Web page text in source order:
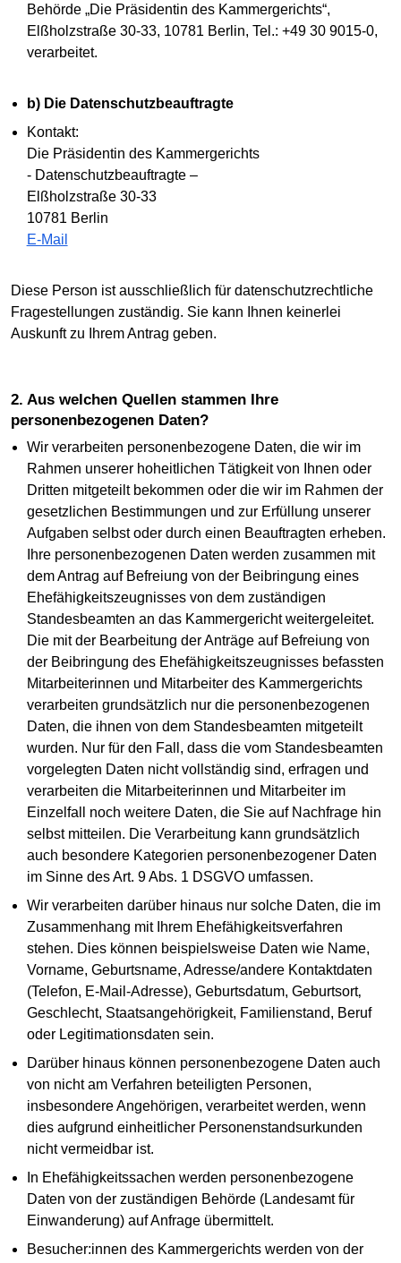
Behörde „Die Präsidentin des Kammergerichts“,
Elßholzstraße 30-33, 10781 Berlin, Tel.: +49 30 9015-0,
verarbeitet.
b) Die Datenschutzbeauftragte
Kontakt:
Die Präsidentin des Kammergerichts
- Datenschutzbeauftragte –
Elßholzstraße 30-33
10781 Berlin
E-Mail
Diese Person ist ausschließlich für datenschutzrechtliche
Fragestellungen zuständig. Sie kann Ihnen keinerlei
Auskunft zu Ihrem Antrag geben.
2. Aus welchen Quellen stammen Ihre
personenbezogenen Daten?
Wir verarbeiten personenbezogene Daten, die wir im
Rahmen unserer hoheitlichen Tätigkeit von Ihnen oder
Dritten mitgeteilt bekommen oder die wir im Rahmen der
gesetzlichen Bestimmungen und zur Erfüllung unserer
Aufgaben selbst oder durch einen Beauftragten erheben.
Ihre personenbezogenen Daten werden zusammen mit
dem Antrag auf Befreiung von der Beibringung eines
Ehefähigkeitszeugnisses von dem zuständigen
Standesbeamten an das Kammergericht weitergeleitet.
Die mit der Bearbeitung der Anträge auf Befreiung von
der Beibringung des Ehefähigkeitszeugnisses befassten
Mitarbeiterinnen und Mitarbeiter des Kammergerichts
verarbeiten grundsätzlich nur die personenbezogenen
Daten, die ihnen von dem Standesbeamten mitgeteilt
wurden. Nur für den Fall, dass die vom Standesbeamten
vorgelegten Daten nicht vollständig sind, erfragen und
verarbeiten die Mitarbeiterinnen und Mitarbeiter im
Einzelfall noch weitere Daten, die Sie auf Nachfrage hin
selbst mitteilen. Die Verarbeitung kann grundsätzlich
auch besondere Kategorien personenbezogener Daten
im Sinne des Art. 9 Abs. 1 DSGVO umfassen.
Wir verarbeiten darüber hinaus nur solche Daten, die im
Zusammenhang mit Ihrem Ehefähigkeitsverfahren
stehen. Dies können beispielsweise Daten wie Name,
Vorname, Geburtsname, Adresse/andere Kontaktdaten
(Telefon, E-Mail-Adresse), Geburtsdatum, Geburtsort‚
Geschlecht, Staatsangehörigkeit, Familienstand, Beruf
oder Legitimationsdaten sein.
Darüber hinaus können personenbezogene Daten auch
von nicht am Verfahren beteiligten Personen,
insbesondere Angehörigen, verarbeitet werden, wenn
dies aufgrund einheitlicher Personenstandsurkunden
nicht vermeidbar ist.
In Ehefähigkeitssachen werden personenbezogene
Daten von der zuständigen Behörde (Landesamt für
Einwanderung) auf Anfrage übermittelt.
Besucher:innen des Kammergerichts werden von der